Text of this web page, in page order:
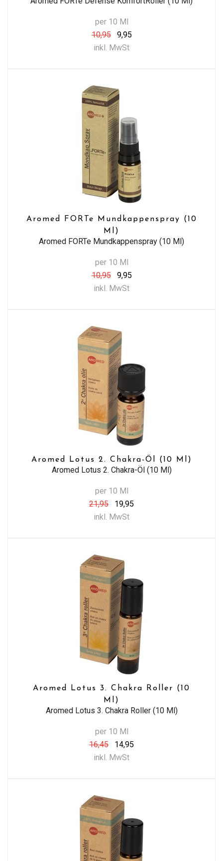
per 10 Ml
10,95
9,95
inkl. MwSt
Aromed FORTe Mundkappenspray (10
Ml)
Aromed FORTe Mundkappenspray (10 Ml)
per 10 Ml
10,95
9,95
inkl. MwSt
Aromed Lotus 2. Chakra-Öl (10 Ml)
Aromed Lotus 2. Chakra-Öl (10 Ml)
per 10 Ml
21,95
19,95
inkl. MwSt
Aromed Lotus 3. Chakra Roller (10
Ml)
Aromed Lotus 3. Chakra Roller (10 Ml)
per 10 Ml
16,45
14,95
inkl. MwSt